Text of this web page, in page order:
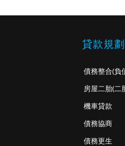
貸款規
債務整合(負
房屋二胎(二
機車貸款
債務協商
債務更生